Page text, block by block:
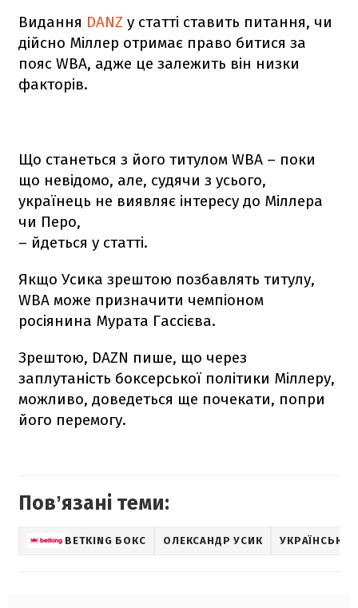
Видання DANZ у статті ставить питання, чи
дійсно Міллер отримає право битися за
пояс WBA, адже це залежить він низки
факторів.
Що станеться з його титулом WBA – поки
що невідомо, але, судячи з усього,
українець не виявляє інтересу до Міллера
чи Перо,
– йдеться у статті.
Якщо Усика зрештою позбавлять титулу,
WBA може призначити чемпіоном
росіянина Мурата Гассієва.
Зрештою, DAZN пише, що через
заплутаність боксерської політики Міллеру,
можливо, доведеться ще почекати, попри
його перемогу.
Повʼязані теми:
BETKING БОКС ОЛЕКСАНДР УСИК УКРАЇНСЬКІ